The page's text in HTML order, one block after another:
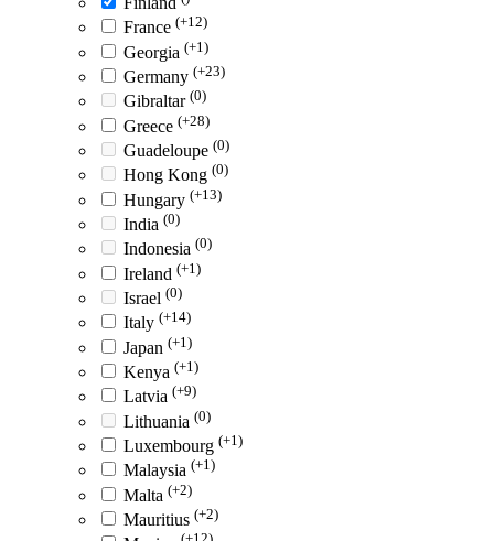
France (+12)
Georgia (+1)
Germany (+23)
Gibraltar (0)
Greece (+28)
Guadeloupe (0)
Hong Kong (0)
Hungary (+13)
India (0)
Indonesia (0)
Ireland (+1)
Israel (0)
Italy (+14)
Japan (+1)
Kenya (+1)
Latvia (+9)
Lithuania (0)
Luxembourg (+1)
Malaysia (+1)
Malta (+2)
Mauritius (+2)